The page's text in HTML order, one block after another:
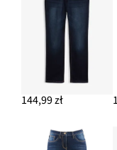
144,99 zł